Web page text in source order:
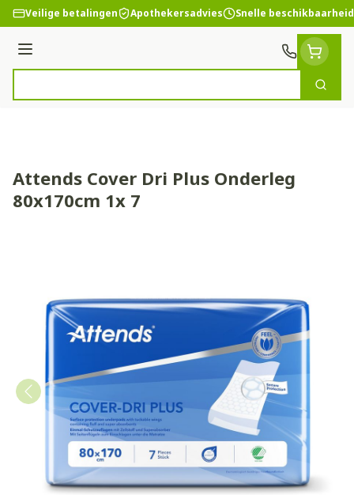
Ga naar de inhoud
Veilige betalingen Apothekersadvies Snelle beschikbaarheid
Menu
Zoek
Attends Cover Dri Plus Onderleg
80x170cm 1x 7